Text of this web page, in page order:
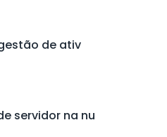
de ativ
servidor na nu